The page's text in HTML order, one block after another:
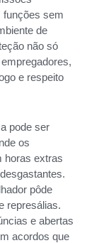
funções sem
de
não só
e respeito
pode ser
os
horas extras
pôde
represálias.
e abertas
acordos que